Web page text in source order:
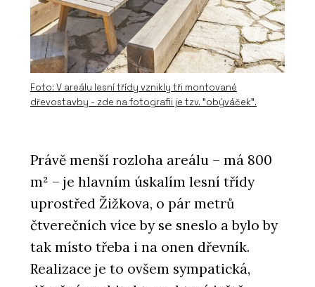
Foto: V areálu lesní třídy vznikly tři montované
dřevostavby - zde na fotografii je tzv. "obýváček".
Právě menší rozloha areálu – má 800
m² – je hlavním úskalím lesní třídy
uprostřed Žižkova, o pár metrů
čtverečních více by se sneslo a bylo by
tak místo třeba i na onen dřevník.
Realizace je to ovšem sympatická,